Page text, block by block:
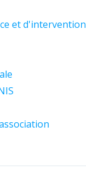
et d'intervention